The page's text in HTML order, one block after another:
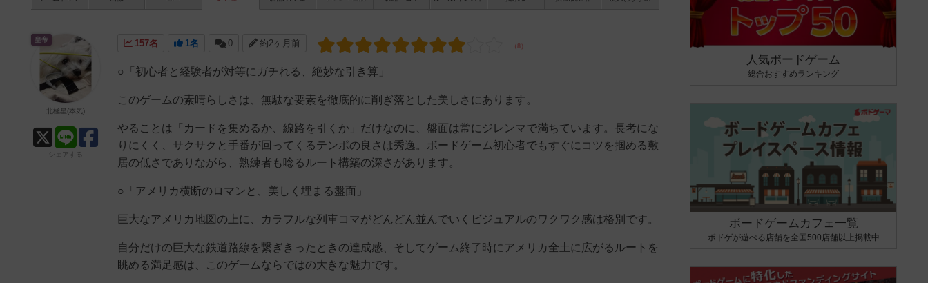
157名 1名 0 約2ヶ月前
○「初心者と経験者が対等にガチれる、絶妙な引き算」
このゲームの素晴らしさは、無駄な要素を徹底的に削ぎ落とした美しさにあります。
やることは「カードを集めるか、線路を引くか」だけなのに、盤面は常にジレンマで満ちています。長考にな
りにくく、サクサクと手番が回ってくるテンポの良さは秀逸。ボードゲーム初心者でもすぐにコツを掴める敷
居の低さでありながら、熟練者も唸るルート構築の深さがあります。
○「アメリカ横断のロマンと、美しく埋まる盤面」
巨大なアメリカ地図の上に、カラフルな列車コマがどんどん並んでいくビジュアルのワクワク感は格別です。
自分だけの巨大な鉄道路線を繋ぎきったときの達成感、そしてゲーム終了時にアメリカ全土に広がるルートを
眺める満足感は、このゲームならではの大きな魅力です。
皇帝
北極星(本気)
シェアする
人気ボードゲーム
総合おすすめランキング
ボードゲームカフェ一覧
ボドゲが遊べる店舗を全国500店舗以上掲載中